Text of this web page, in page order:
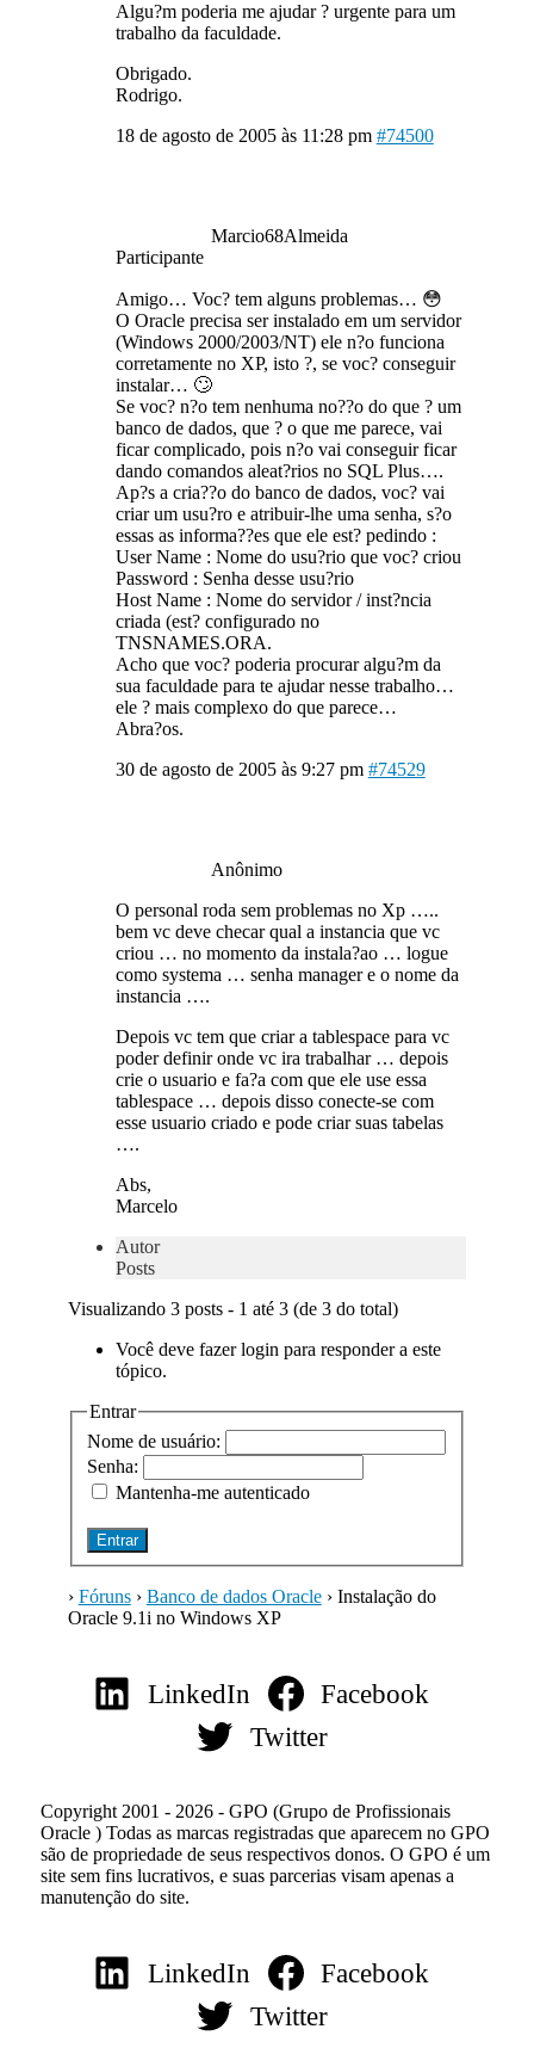
Algu?m poderia me ajudar ? urgente para um
trabalho da faculdade.
Obrigado.
Rodrigo.
18 de agosto de 2005 às 11:28 pm #74500
Marcio68Almeida
Participante
Amigo… Voc? tem alguns problemas… 😳
O Oracle precisa ser instalado em um servidor
(Windows 2000/2003/NT) ele n?o funciona
corretamente no XP, isto ?, se voc? conseguir
instalar… 🙄
Se voc? n?o tem nenhuma no??o do que ? um
banco de dados, que ? o que me parece, vai
ficar complicado, pois n?o vai conseguir ficar
dando comandos aleat?rios no SQL Plus….
Ap?s a cria??o do banco de dados, voc? vai
criar um usu?ro e atribuir-lhe uma senha, s?o
essas as informa??es que ele est? pedindo :
User Name : Nome do usu?rio que voc? criou
Password : Senha desse usu?rio
Host Name : Nome do servidor / inst?ncia
criada (est? configurado no
TNSNAMES.ORA.
Acho que voc? poderia procurar algu?m da
sua faculdade para te ajudar nesse trabalho…
ele ? mais complexo do que parece…
Abra?os.
30 de agosto de 2005 às 9:27 pm #74529
Anônimo
O personal roda sem problemas no Xp …..
bem vc deve checar qual a instancia que vc
criou … no momento da instala?ao … logue
como systema … senha manager e o nome da
instancia ….
Depois vc tem que criar a tablespace para vc
poder definir onde vc ira trabalhar … depois
crie o usuario e fa?a com que ele use essa
tablespace … depois disso conecte-se com
esse usuario criado e pode criar suas tabelas
….
Abs,
Marcelo
Autor
Posts
Visualizando 3 posts - 1 até 3 (de 3 do total)
Você deve fazer login para responder a este
tópico.
Entrar
Nome de usuário:
Senha:
Mantenha-me autenticado
Entrar
› Fóruns › Banco de dados Oracle › Instalação do
Oracle 9.1i no Windows XP
LinkedIn
Facebook
Twitter
Copyright 2001 - 2026 - GPO (Grupo de Profissionais
Oracle ) Todas as marcas registradas que aparecem no GPO
são de propriedade de seus respectivos donos. O GPO é um
site sem fins lucrativos, e suas parcerias visam apenas a
manutenção do site.
LinkedIn
Facebook
Twitter